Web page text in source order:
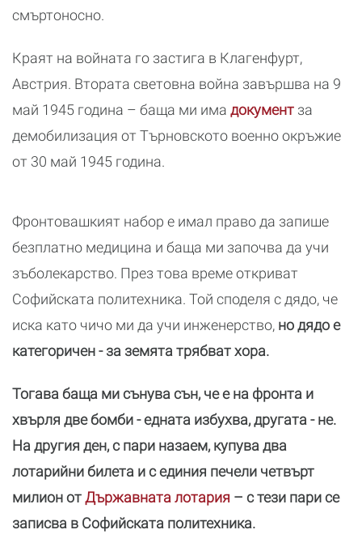
смъртоносно.
Краят на войната го застига в Клагенфурт,
Австрия. Втората световна война завършва на 9
май 1945 година – баща ми има документ за
демобилизация от Търновското военно окръжие
от 30 май 1945 година.
Фронтовашкият набор е имал право да запише
безплатно медицина и баща ми започва да учи
зъболекарство. През това време откриват
Софийската политехника. Той споделя с дядо, че
иска като чичо ми да учи инженерство, но дядо е
категоричен - за земята трябват хора.
Тогава баща ми сънува сън, че е на фронта и
хвърля две бомби - едната избухва, другата - не.
На другия ден, с пари назаем, купува два
лотарийни билета и с единия печели четвърт
милион отДържавната лотария – с тези пари се
записва в Софийската политехника.